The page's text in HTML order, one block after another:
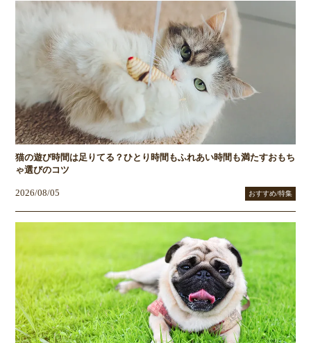
猫の遊び時間は足りてる？ひとり時間もふれあい時間も満たすおもち
ゃ選びのコツ
2026/08/05 おすすめ/特集